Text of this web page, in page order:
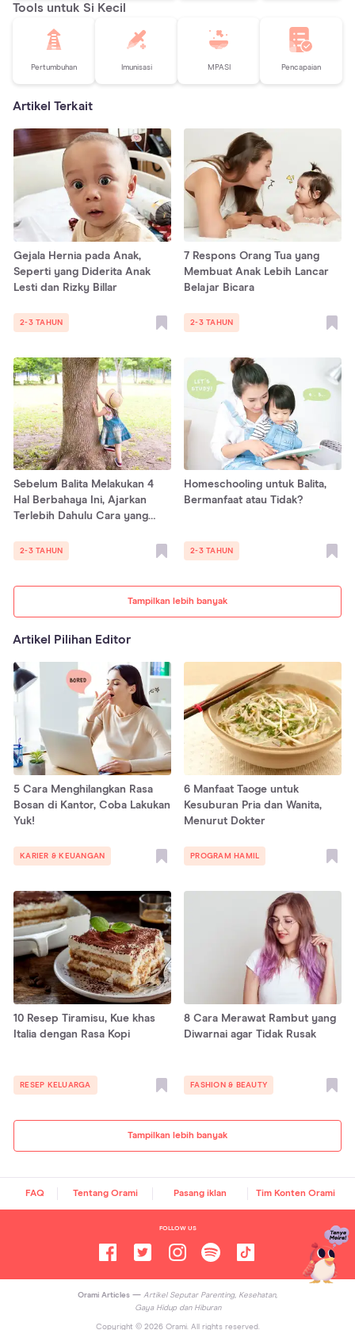
Tools untuk Si Kecil
Pertumbuhan Imunisasi MPASI Pencapaian
Artikel Terkait
Tampilkan lebih banyak
Gejala Hernia pada Anak,
Seperti yang Diderita Anak
Lesti dan Rizky Billar
2-3 TAHUN
7 Respons Orang Tua yang
Membuat Anak Lebih Lancar
Belajar Bicara
2-3 TAHUN
Sebelum Balita Melakukan 4
Hal Berbahaya Ini, Ajarkan
Terlebih Dahulu Cara yang
2-3 TAHUN
Homeschooling untuk Balita,
Bermanfaat atau Tidak?
2-3 TAHUN
Artikel Pilihan Editor
Tampilkan lebih banyak
5 Cara Menghilangkan Rasa
Bosan di Kantor, Coba Lakukan
Yuk!
KARIER & KEUANGAN
6 Manfaat Taoge untuk
Kesuburan Pria dan Wanita,
Menurut Dokter
PROGRAM HAMIL
10 Resep Tiramisu, Kue khas
Italia dengan Rasa Kopi
RESEP KELUARGA
8 Cara Merawat Rambut yang
Diwarnai agar Tidak Rusak
FASHION & BEAUTY
FAQ Tentang Orami Pasang iklan Tim Konten Orami
FOLLOW US
Orami Articles — Artikel Seputar Parenting, Kesehatan,
Gaya Hidup dan Hiburan
Copyright © 2026Orami. All rights reserved.